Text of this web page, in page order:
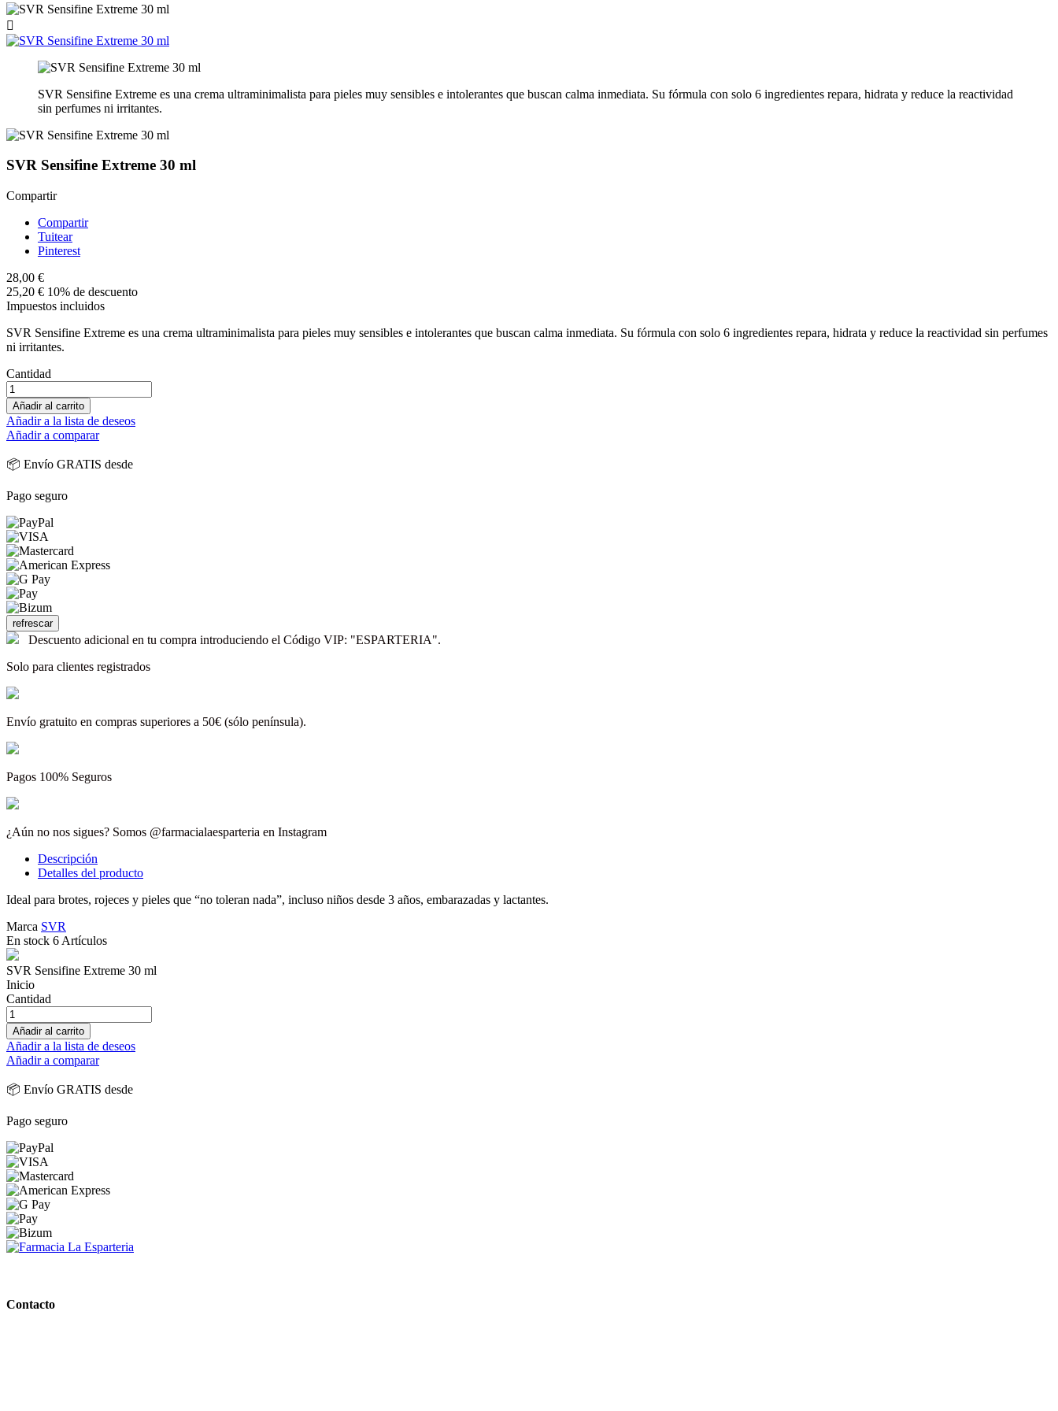

SVR Sensifine Extreme es una crema ultraminimalista para pieles muy sensibles e intolerantes que buscan calma inmediata. Su fórmula con solo 6 ingredientes repara, hidrata y reduce la reactividad
sin perfumes ni irritantes.
SVR Sensifine Extreme 30 ml
Compartir
Compartir
Tuitear
Pinterest
28,00 €
25,20 € 10% de descuento
Impuestos incluidos
SVR Sensifine Extreme es una crema ultraminimalista para pieles muy sensibles e intolerantes que buscan calma inmediata. Su fórmula con solo 6 ingredientes repara, hidrata y reduce la reactividad sin perfumes
ni irritantes.
Cantidad
Añadir al carrito
Añadir a la lista de deseos
Añadir a comparar
📦 Envío GRATIS desde
Pago seguro
Descuento adicional en tu compra introduciendo el Código VIP: "ESPARTERIA".
Solo para clientes registrados
Envío gratuito en compras superiores a 50€ (sólo península).
Pagos 100% Seguros
¿Aún no nos sigues? Somos @farmacialaesparteria en Instagram
Descripción
Detalles del producto
Ideal para brotes, rojeces y pieles que “no toleran nada”, incluso niños desde 3 años, embarazadas y lactantes.
Marca SVR
En stock 6 Artículos
SVR Sensifine Extreme 30 ml
Inicio
Cantidad
Añadir al carrito
Añadir a la lista de deseos
Añadir a comparar
📦 Envío GRATIS desde
Pago seguro
Contacto